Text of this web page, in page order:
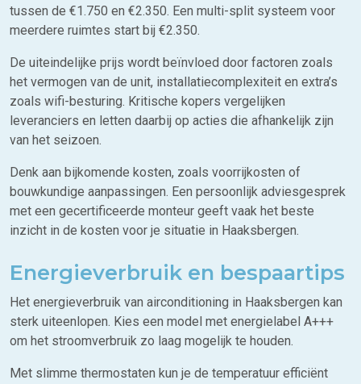
tussen de €1.750 en €2.350. Een multi-split systeem voor
meerdere ruimtes start bij €2.350.
De uiteindelijke prijs wordt beïnvloed door factoren zoals
het vermogen van de unit, installatiecomplexiteit en extra’s
zoals wifi-besturing. Kritische kopers vergelijken
leveranciers en letten daarbij op acties die afhankelijk zijn
van het seizoen.
Denk aan bijkomende kosten, zoals voorrijkosten of
bouwkundige aanpassingen. Een persoonlijk adviesgesprek
met een gecertificeerde monteur geeft vaak het beste
inzicht in de kosten voor je situatie in Haaksbergen.
Energieverbruik en bespaartips
Het energieverbruik van airconditioning in Haaksbergen kan
sterk uiteenlopen. Kies een model met energielabel A+++
om het stroomverbruik zo laag mogelijk te houden.
Met slimme thermostaten kun je de temperatuur efficiënt